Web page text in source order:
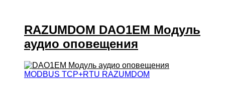
RAZUMDOM DAO1EM Модуль
аудио оповещения
MODBUS TCP+RTU RAZUMDOM